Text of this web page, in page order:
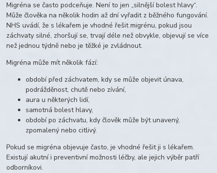
Migréna se často podceňuje. Není to jen „silnější bolest hlavy“.
Může člověka na několik hodin až dní vyřadit z běžného fungování.
NHS uvádí, že s lékařem je vhodné řešit migrénu, pokud jsou
záchvaty silné, zhoršují se, trvají déle než obvykle, objevují se více
než jednou týdně nebo je těžké je zvládnout.
Migréna může mít několik fází:
období před záchvatem, kdy se může objevit únava,
podrážděnost, chutě nebo zívání,
aura u některých lidí,
samotná bolest hlavy,
období po záchvatu, kdy člověk může být unavený,
zpomalený nebo citlivý.
Pokud se migréna objevuje často, je vhodné řešit ji s lékařem.
Existují akutní i preventivní možnosti léčby, ale jejich výběr patří
odborníkovi.